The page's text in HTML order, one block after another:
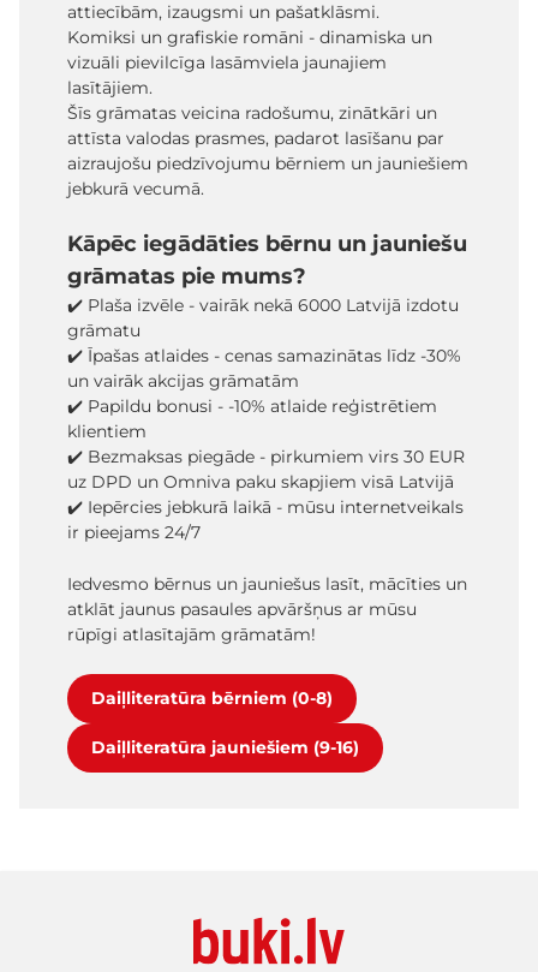
attiecībām, izaugsmi un pašatklāsmi.
Komiksi un grafiskie romāni - dinamiska un
vizuāli pievilcīga lasāmviela jaunajiem
lasītājiem.
Šīs grāmatas veicina radošumu, zinātkāri un
attīsta valodas prasmes, padarot lasīšanu par
aizraujošu piedzīvojumu bērniem un jauniešiem
jebkurā vecumā.
Kāpēc iegādāties bērnu un jauniešu
grāmatas pie mums?
✔️ Plaša izvēle - vairāk nekā 6000 Latvijā izdotu
grāmatu
✔️ Īpašas atlaides - cenas samazinātas līdz -30%
un vairāk akcijas grāmatām
✔️ Papildu bonusi - -10% atlaide reģistrētiem
klientiem
✔️ Bezmaksas piegāde - pirkumiem virs 30 EUR
uz DPD un Omniva paku skapjiem visā Latvijā
✔️ Iepērcies jebkurā laikā - mūsu internetveikals
ir pieejams 24/7
Iedvesmo bērnus un jauniešus lasīt, mācīties un
atklāt jaunus pasaules apvāršņus ar mūsu
rūpīgi atlasītajām grāmatām!
Daiļliteratūra bērniem (0-8)
Daiļliteratūra jauniešiem (9-16)